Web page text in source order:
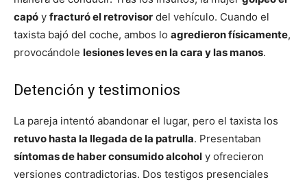
capó y fracturó el retrovisor del vehículo. Cuando el
taxista bajó del coche, ambos lo agredieron físicamente,
provocándole lesiones leves en la cara y las manos.
Detención y testimonios
La pareja intentó abandonar el lugar, pero el taxista los
retuvo hasta la llegada de la patrulla. Presentaban
síntomas de haber consumido alcohol y ofrecieron
versiones contradictorias. Dos testigos presenciales